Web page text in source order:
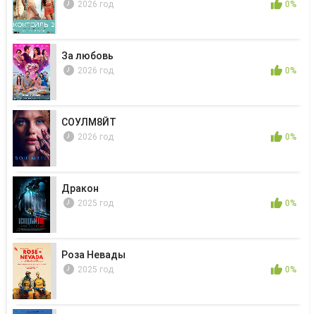
2026 год 0%
За любовь
2026 год 0%
СОУЛМ8ЙТ
2026 год 0%
Дракон
2025 год 0%
Роза Невады
2025 год 0%